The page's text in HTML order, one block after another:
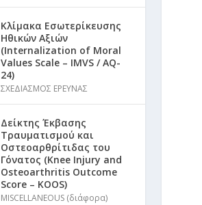
Κλίμακα Εσωτερίκευσης
Ηθικών Αξιών
(Internalization of Moral
Values Scale – IMVS / AQ-
24)
ΣΧΕΔΙΑΣΜΟΣ ΕΡΕΥΝΑΣ
Δείκτης Έκβασης
Τραυματισμού και
Οστεοαρθρίτιδας του
Γόνατος (Knee Injury and
Osteoarthritis Outcome
Score – KOOS)
MISCELLANEOUS (διάφορα)